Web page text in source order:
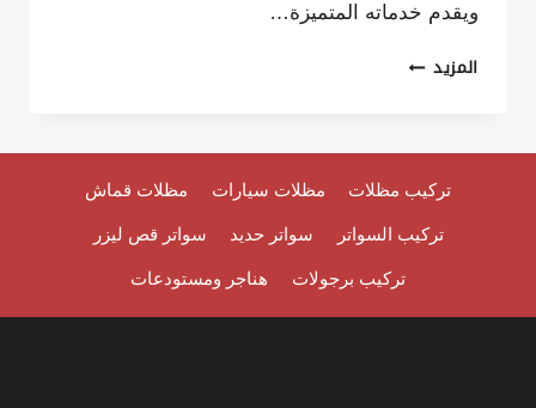
ويقدم خدماته المتميزة…
المزيد مظلات
حداد
تركيب
مظلات،
تركيب مظلات مظلات سيارات مظلات قماش
تركيب السواتر سواتر حديد سواتر قص ليزر
تركيب برجولات هناجر ومستودعات